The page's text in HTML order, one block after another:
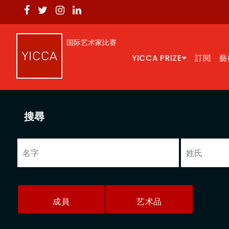
国际艺术家比赛
YICCA PRIZE 訂閱
搜尋
成員 艺术品